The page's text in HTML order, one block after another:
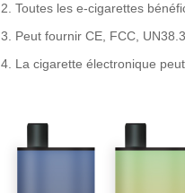
2. Toutes les e-cigarettes
3. Peut fournir CE, FCC,
4. La cigarette électronique